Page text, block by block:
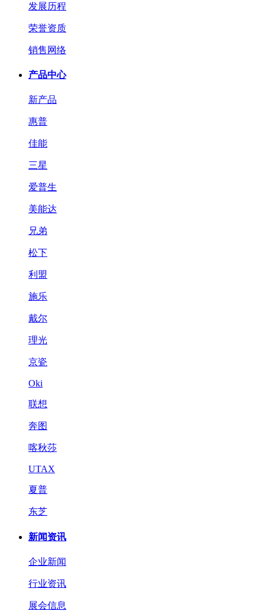
发展历程
荣誉资质
销售网络
产品中心
新产品
惠普
佳能
三星
爱普生
美能达
兄弟
松下
利盟
施乐
戴尔
理光
京瓷
Oki
联想
奔图
喀秋莎
UTAX
夏普
东芝
新闻资讯
企业新闻
行业资讯
展会信息